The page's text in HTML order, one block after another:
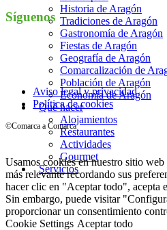
Historia de Aragón
Tradiciones de Aragón
Gastronomía de Aragón
Fiestas de Aragón
Geografía de Aragón
Comarcalización de
Población de Aragón
Economía de Aragón
Qué hacer
Alojamientos
Restaurantes
Actividades
Gourmet
Servicios
Síguenos
Aviso legal y privacidad
Política de cookies
©Comarca a Comarca
Usamos cookies en nuestro sitio
más relevante recordando sus
hacer clic en "Aceptar todo", acepta
Sin embargo, puede visitar
proporcionar un consentimiento
Cookie Settings Aceptar todo